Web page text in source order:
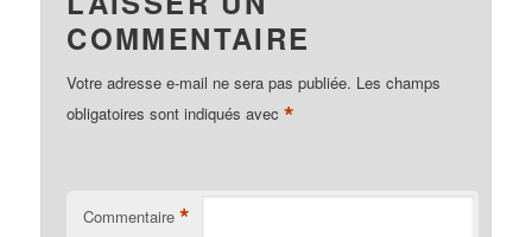
COMMENTAIRE
Votre adresse e-mail ne sera pas publiée. Les champs
obligatoires sont indiqués avec*
Commentaire *